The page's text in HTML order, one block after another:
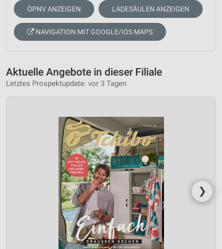
ÖPNV ANZEIGEN LADESÄULEN ANZEIGEN
NAVIGATION MIT GOOGLE/IOS MAPS
Aktuelle Angebote in dieser Filiale
Letztes Prospektupdate: vor 3 Tagen
❯